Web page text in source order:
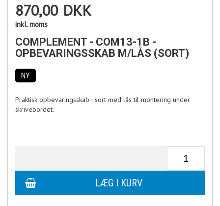
870,00 DKK
inkl. moms
COMPLEMENT - COM13-1B -
OPBEVARINGSSKAB M/LÅS (SORT)
NY
Praktisk opbevaringsskab i sort med lås til montering under
skrivebordet.